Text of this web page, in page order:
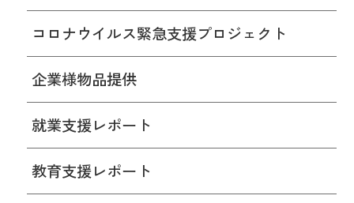
コロナウイルス緊急支援プロジェクト
企業様物品提供
就業支援レポート
教育支援レポート